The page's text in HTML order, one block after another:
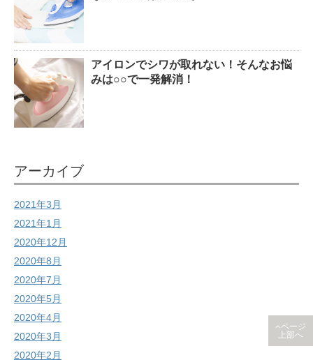
アイロンでシワが取れない！そんなお悩
みは○○で一発解消！
アーカイブ
2021年3月
2021年1月
2020年12月
2020年8月
2020年7月
2020年5月
2020年4月
2020年3月
2020年2月
ページ
上部へ